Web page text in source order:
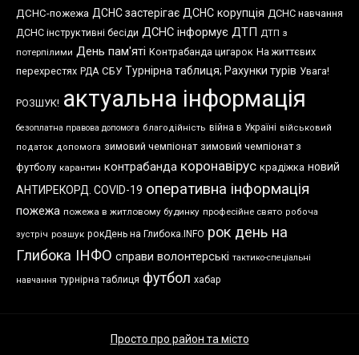
ДСНС-пожежа ДСНС застерігає ДСНС корупція ДСНС навчання
ДСНС інструктивні бесіди ДСНС інформує ДТП ДТП з
потерпілими День пам'яті Контрабанда цигарок На життєвих
перехрестях РДА СБУ Турнірна таблиця; Рахунки турів Увага!
РОЗШУК! актуальна інформація
безоплатна правова допомога благодійність війна в Україні військовий
податок допомога зимовий чемпіонат зимовий чемпіонат з
футболу карантин контрабанда коронавірус крадіжка новий
АНТИРЕКОРД. COVID-19 оперативна інформація
пожежа пожежа в житловому будинку професійне свято робоча
зустріч розшук рокДень на Глибока.INFO рок день на
Глибока ІНФО справи волонтерські тактико-спеціальні
навчання турнірна таблиця футбол хабар
Просто про район та місто